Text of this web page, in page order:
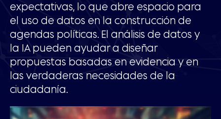
expectativas, lo que abre espacio para
el uso de datos en la construcción de
agendas políticas. El análisis de datos y
la IA pueden ayudar a diseñar
propuestas basadas en evidencia y en
las verdaderas necesidades de la
ciudadanía.